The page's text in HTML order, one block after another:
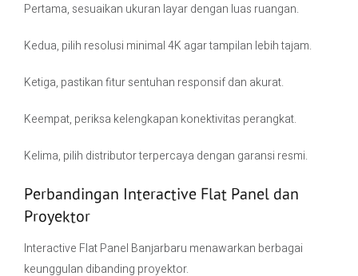
Pertama, sesuaikan ukuran layar dengan luas ruangan.
Kedua, pilih resolusi minimal 4K agar tampilan lebih tajam.
Ketiga, pastikan fitur sentuhan responsif dan akurat.
Keempat, periksa kelengkapan konektivitas perangkat.
Kelima, pilih distributor terpercaya dengan garansi resmi.
Perbandingan Interactive Flat Panel dan
Proyektor
Interactive Flat Panel Banjarbaru menawarkan berbagai
keunggulan dibanding proyektor.